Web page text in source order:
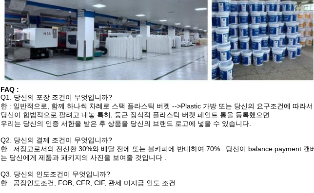
FAQ :
Q1. 당신의 포장 조건이 무엇입니까?
한 : 일반적으로, 함께 하나씩 차례로 스택 플라스틱 버켓 -->Plastic 가방 또는 당신의 요구조건에 따라서
당신이 합법적으로 팔려고 내놓 특허, 둥근 장식적 플라스틱 버켓 페인트 통을 등록했으면
우리는 당신의 인증 서한을 받은 후 상품을 당신의 브랜드 로고에 넣을 수 있습니다.
Q2. 당신의 결제 조건이 무엇입니까?
한 : 저장고로서의 전신환 30%와 배달 전에 또는 블카피에 반대하여 70% . 당신이 balance.payment 캔
는 당신에게 제품과 패키지의 사진을 보여줄 것입니다 .
Q3. 당신의 인도조건이 무엇입니까?
한 : 공장인도조건, FOB, CFR, CIF, 관세 미지급 인도 조건.